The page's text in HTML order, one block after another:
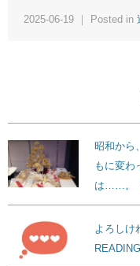
2025-06-19 ｜ Posted in
昭和から
もに変わ
は……。
よろしけ